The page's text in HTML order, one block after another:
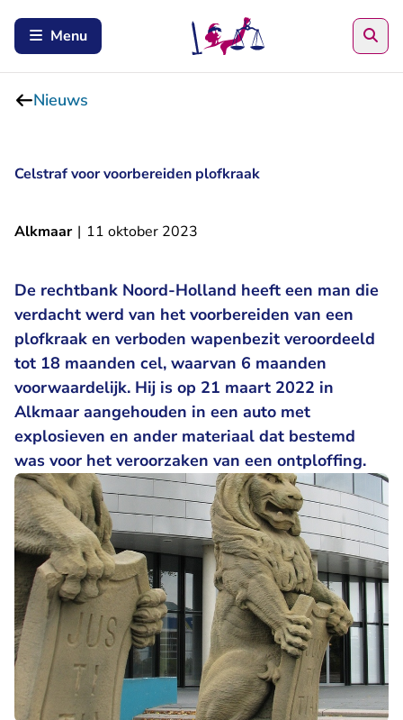
Menu
Nieuws
Celstraf voor voorbereiden plofkraak
Alkmaar | 11 oktober 2023
De rechtbank Noord-Holland heeft een man die
verdacht werd van het voorbereiden van een
plofkraak en verboden wapenbezit veroordeeld
tot 18 maanden cel, waarvan 6 maanden
voorwaardelijk. Hij is op 21 maart 2022 in
Alkmaar aangehouden in een auto met
explosieven en ander materiaal dat bestemd
was voor het veroorzaken van een ontploffing.